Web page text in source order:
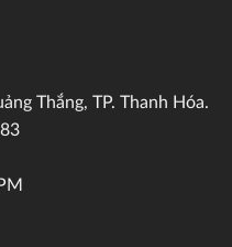
Thắng, TP. Thanh Hóa.